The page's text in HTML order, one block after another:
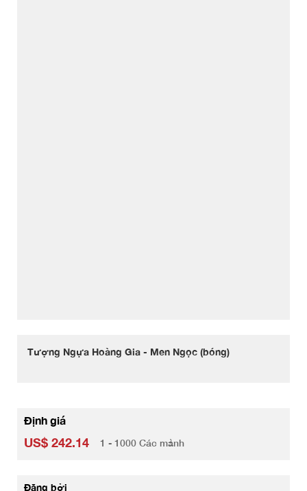
Tượng Ngựa Hoàng Gia - Men Ngọc (bóng)
Định giá
US$ 242.14 1 - 1000 Các mảnh
Đăng bởi